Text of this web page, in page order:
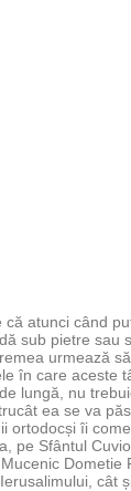
că atunci când
sub pietre sau
urmează
în care aceste
lungă, nu
ea se va
ortodocși îi
pe Sfântul
Dometie
cât